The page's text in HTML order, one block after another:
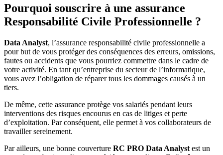
Pourquoi souscrire à une assurance
Responsabilité Civile Professionnelle ?
Data Analyst, l’assurance responsabilité civile professionnelle a
pour but de vous protéger des conséquences des erreurs, omissions,
fautes ou accidents que vous pourriez commettre dans le cadre de
votre activité. En tant qu’entreprise du secteur de l’informatique,
vous avez l’obligation de réparer tous les dommages causés à un
tiers.
De même, cette assurance protège vos salariés pendant leurs
interventions des risques encourus en cas de litiges et perte
d’exploitation. Par conséquent, elle permet à vos collaborateurs de
travailler sereinement.
Par ailleurs, une bonne couverture RC PRO Data Analyst est un